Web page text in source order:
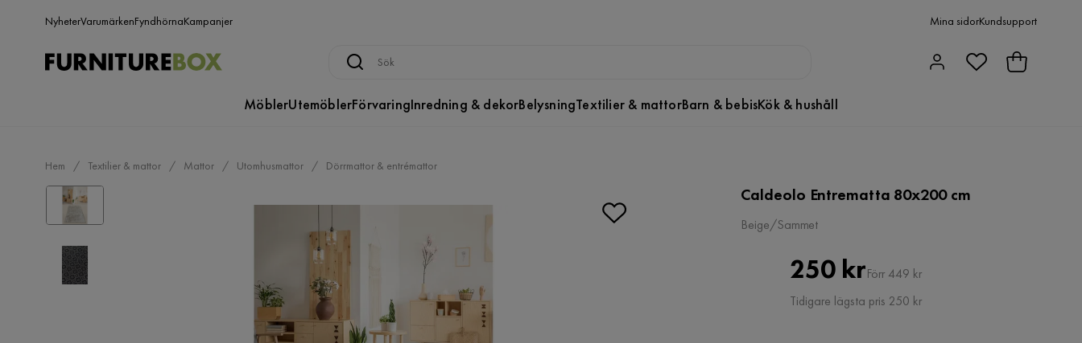
NyheterVarumärkenFyndhörnaKampanjer Mina sidorKundsupport
MöblerUtemöblerFörvaringInredning & dekorBelysningTextilier & mattorBarn & bebisKök & hushåll
Hem Textilier & mattor Mattor Utomhusmattor Dörrmattor & entrémattor
Caldeolo Entrematta 80x200 cm
Beige/Sammet
Pris
250 krOriginal
Pris
Förr 449 kr
Tidigare lägsta pris 250 kr